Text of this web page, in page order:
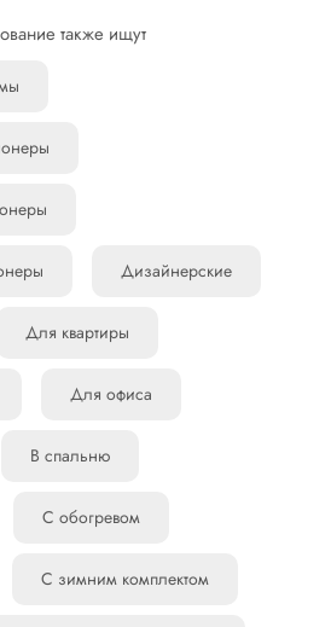
также ищут
Дизайнерские
Для квартиры
Для офиса
В спальню
С обогревом
С зимним комплектом